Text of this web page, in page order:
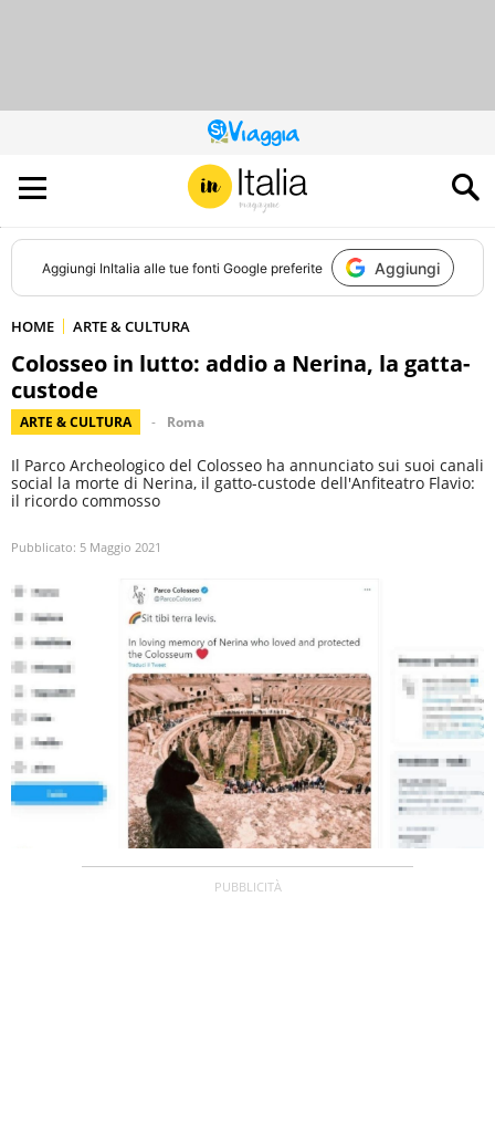
QUESTO
SITO
CONTRIBUISCE
ALL’AUDIENCE
DI
Aggiungi InItalia alle tue fonti Google preferite Aggiungi
HOME ARTE & CULTURA
Colosseo in lutto: addio a Nerina, la gatta-
custode
ARTE & CULTURA Roma
Il Parco Archeologico del Colosseo ha annunciato sui suoi canali
social la morte di Nerina, il gatto-custode dell'Anfiteatro Flavio:
il ricordo commosso
Pubblicato: 5 Maggio 2021